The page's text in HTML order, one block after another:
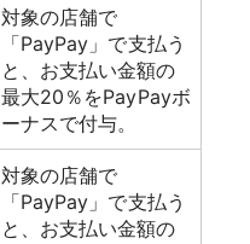
対象の店舗で
「PayPay」で支払う
と、お支払い金額の
最大20％をPayPayボ
ーナスで付与。
対象の店舗で
「PayPay」で支払う
と、お支払い金額の